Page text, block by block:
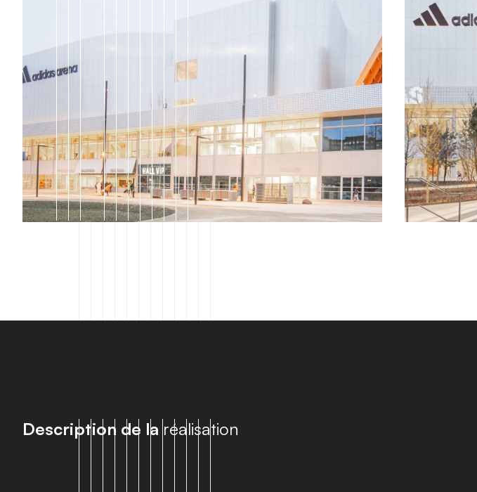
Description de la réalisation